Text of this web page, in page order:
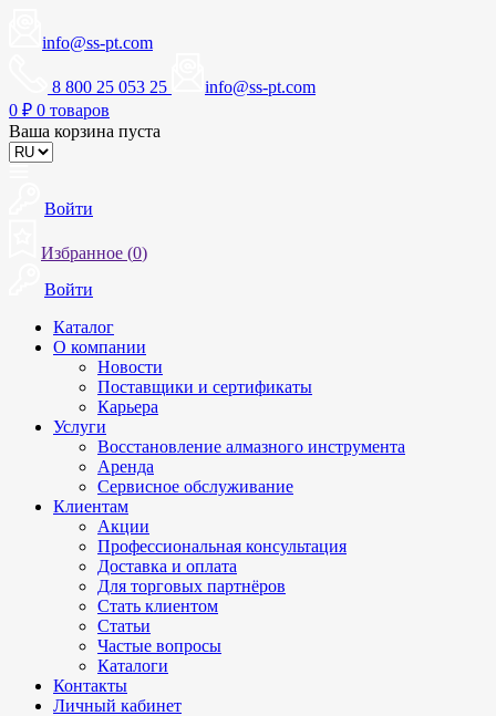
info@ss-pt.com
8 800 25 053 25
info@ss-pt.com
0 ₽ 0 товаров
Ваша корзина пуста
Войти
Избранное (0)
Войти
Каталог
О компании
Новости
Поставщики и сертификаты
Карьера
Услуги
Восстановление алмазного инструмента
Аренда
Сервисное обслуживание
Клиентам
Акции
Профессиональная консультация
Доставка и оплата
Для торговых партнёров
Стать клиентом
Статьи
Частые вопросы
Каталоги
Контакты
Личный кабинет